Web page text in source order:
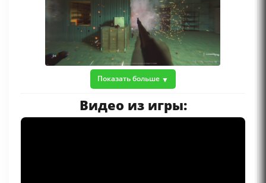
Показать больше
Видео из игры: